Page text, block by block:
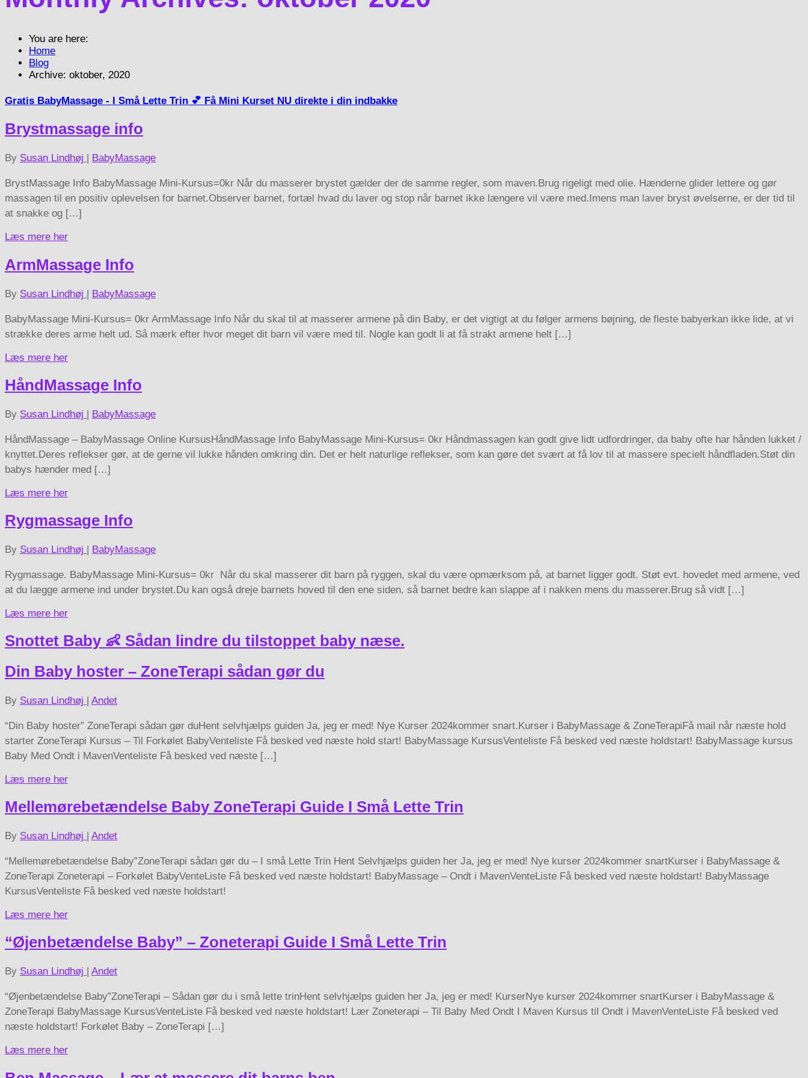
You are here:
Home
Blog
Archive: oktober, 2020
Gratis BabyMassage - I Små Lette Trin 💕 Få Mini Kurset NU direkte i din indbakke
Brystmassage info
By Susan Lindhøj BabyMassage
BrystMassage Info BabyMassage Mini-Kursus=0kr Når du masserer brystet gælder der de samme regler, som maven.Brug rigeligt med olie. Hænderne glider lettere og gør
massagen til en positiv oplevelsen for barnet.Observer barnet, fortæl hvad du laver og stop når barnet ikke længere vil være med.Imens man laver bryst øvelserne, er der tid til
at snakke og […]
Læs mere her
ArmMassage Info
By Susan Lindhøj | BabyMassage
BabyMassage Mini-Kursus= 0kr ArmMassage Info Når du skal til at masserer armene på din Baby, er det vigtigt at du følger armens bøjning, de fleste babyerkan ikke lide, at vi
strække deres arme helt ud. Så mærk efter hvor meget dit barn vil være med til. Nogle kan godt li at få strakt armene helt […]
Læs mere her
HåndMassage Info
By Susan Lindhøj | BabyMassage
HåndMassage – BabyMassage Online KursusHåndMassage Info BabyMassage Mini-Kursus= 0kr Håndmassagen kan godt give lidt udfordringer, da baby ofte har hånden lukket /
knyttet.Deres reflekser gør, at de gerne vil lukke hånden omkring din. Det er helt naturlige reflekser, som kan gøre det svært at få lov til at massere specielt håndfladen.Støt din
babys hænder med […]
Læs mere her
Rygmassage Info
By Susan Lindhøj BabyMassage
Rygmassage. BabyMassage Mini-Kursus= 0kr Når du skal masserer dit barn på ryggen, skal du være opmærksom på, at barnet ligger godt. Støt evt. hovedet med armene, ved
at du lægge armene ind under brystet.Du kan også dreje barnets hoved til den ene siden, så barnet bedre kan slappe af i nakken mens du masserer.Brug så vidt […]
Læs mere her
Snottet Baby 👶 Sådan lindre du tilstoppet baby næse.
Din Baby hoster – ZoneTerapi sådan gør du
By Susan Lindhøj | Andet
“Din Baby hoster” ZoneTerapi sådan gør duHent selvhjælps guiden Ja, jeg er med! Nye Kurser 2024kommer snart.Kurser i BabyMassage & ZoneTerapiFå mail når næste hold
starter ZoneTerapi Kursus – Til Forkølet BabyVenteliste Få besked ved næste hold start! BabyMassage KursusVenteliste Få besked ved næste holdstart! BabyMassage kursus
Baby Med Ondt i MavenVenteliste Få besked ved næste […]
Læs mere her
Mellemørebetændelse Baby ZoneTerapi Guide I Små Lette Trin
By Susan Lindhøj | Andet
“Mellemørebetændelse Baby”ZoneTerapi sådan gør du – I små Lette Trin Hent Selvhjælps guiden her Ja, jeg er med! Nye kurser 2024kommer snartKurser i BabyMassage &
ZoneTerapi Zoneterapi – Forkølet BabyVenteListe Få besked ved næste holdstart! BabyMassage – Ondt i MavenVenteListe Få besked ved næste holdstart! BabyMassage
KursusVenteliste Få besked ved næste holdstart!
Læs mere her
“Øjenbetændelse Baby” – Zoneterapi Guide I Små Lette Trin
By Susan Lindhøj Andet
“Øjenbetændelse Baby”ZoneTerapi – Sådan gør du i små lette trinHent selvhjælps guiden her Ja, jeg er med! KurserNye kurser 2024kommer snartKurser i BabyMassage &
ZoneTerapi BabyMassage KursusVenteListe Få besked ved næste holdstart! Lær Zoneterapi – Til Baby Med Ondt I Maven Kursus til Ondt i MavenVenteListe Få besked ved
næste holdstart! Forkølet Baby – ZoneTerapi […]
Læs mere her